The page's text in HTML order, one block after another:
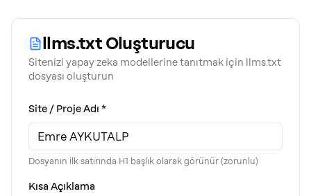
llms.txt Oluşturucu
Sitenizi yapay zeka modellerine tanıtmak için llms.txt
dosyası oluşturun
Site / Proje Adı *
Dosyanın ilk satırında H1 başlık olarak görünür (zorunlu)
Kısa Açıklama